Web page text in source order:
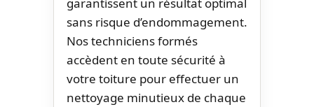
sans risque d’endommagement.
Nos techniciens formés
accèdent en toute sécurité à
votre toiture pour effectuer un
nettoyage minutieux de chaque